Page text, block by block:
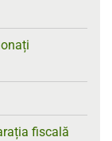
fiscală